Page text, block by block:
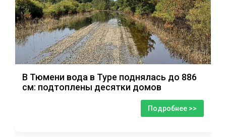
В Тюмени вода в Туре поднялась до 886
см: подтоплены десятки домов
Подробнее >>